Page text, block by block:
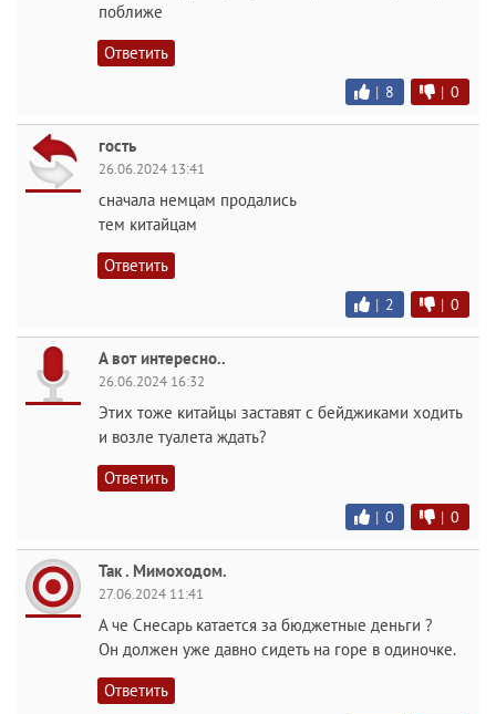
поближе
Ответить
| 8 | 0
гость
26.06.2024 13:41
сначала немцам продались
тем китайцам
Ответить
| 2 | 0
А вот интересно..
26.06.2024 16:32
Этих тоже китайцы заставят с бейджиками ходить
и возле туалета ждать?
Ответить
| 0 | 0
Так . Мимоходом.
27.06.2024 11:41
А че Снесарь катается за бюджетные деньги ?
Он должен уже давно сидеть на горе в одиночке.
Ответить